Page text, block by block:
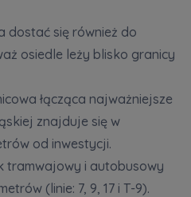
dostać się również do
osiedle leży blisko granicy
łącząca najważniejsze
znajduje się w
od inwestycji.
tramwajowy i autobusowy
(linie: 7, 9, 17 i T-9).